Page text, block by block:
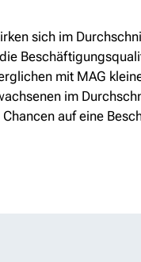
sich im
mit MAG
im
auf eine